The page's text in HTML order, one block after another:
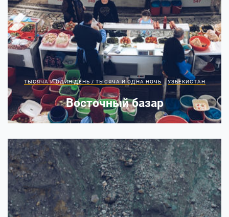
ТЫСЯЧА И ОДИН ДЕНЬ / ТЫСЯЧА И ОДНА НОЧЬ УЗБЕКИСТАН
Восточный базар